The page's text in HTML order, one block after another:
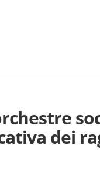
dei